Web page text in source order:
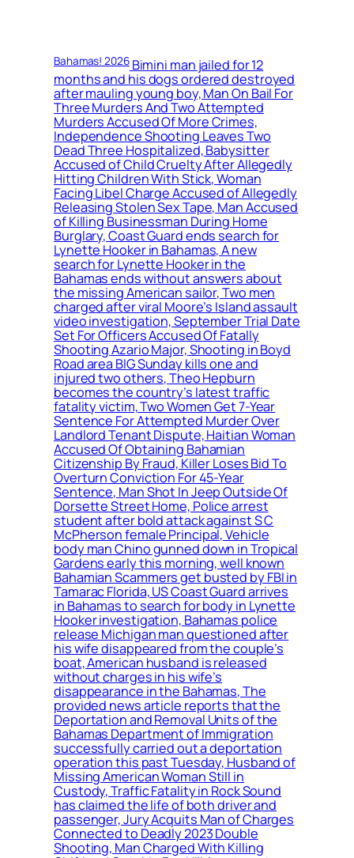
Bahamas! 2026Bimini man jailed for 12
months and his dogs ordered destroyed
after mauling young boy, Man On Bail For
Three Murders And Two Attempted
Murders Accused Of More Crimes,
Independence Shooting Leaves Two
Dead Three Hospitalized, Babysitter
Accused of Child Cruelty After Allegedly
Hitting Children With Stick, Woman
Facing Libel Charge Accused of Allegedly
Releasing Stolen Sex Tape, Man Accused
of Killing Businessman During Home
Burglary, Coast Guard ends search for
Lynette Hooker in Bahamas, A new
search for Lynette Hooker in the
Bahamas ends without answers about
the missing American sailor, Two men
charged after viral Moore’s Island assault
video investigation, September Trial Date
Set For Officers Accused Of Fatally
Shooting Azario Major, Shooting in Boyd
Road area BIG Sunday kills one and
injured two others, Theo Hepburn
becomes the country’s latest traffic
fatality victim, Two Women Get 7-Year
Sentence For Attempted Murder Over
Landlord Tenant Dispute, Haitian Woman
Accused Of Obtaining Bahamian
Citizenship By Fraud, Killer Loses Bid To
Overturn Conviction For 45-Year
Sentence, Man Shot In Jeep Outside Of
Dorsette Street Home, Police arrest
student after bold attack against S C
McPherson female Principal, Vehicle
body man Chino gunned down in Tropical
Gardens early this morning, well known
Bahamian Scammers get busted by FBI in
Tamarac Florida, US Coast Guard arrives
in Bahamas to search for body in Lynette
Hooker investigation, Bahamas police
release Michigan man questioned after
his wife disappeared from the couple’s
boat, American husband is released
without charges in his wife’s
disappearance in the Bahamas, The
provided news article reports that the
Deportation and Removal Units of the
Bahamas Department of Immigration
successfully carried out a deportation
operation this past Tuesday, Husband of
Missing American Woman Still in
Custody, Traffic Fatality in Rock Sound
has claimed the life of both driver and
passenger, Jury Acquits Man of Charges
Connected to Deadly 2023 Double
Shooting, Man Charged With Killing